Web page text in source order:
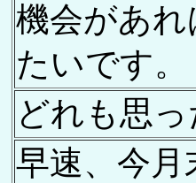
機会があ
たいです。
どれも思
早速、今